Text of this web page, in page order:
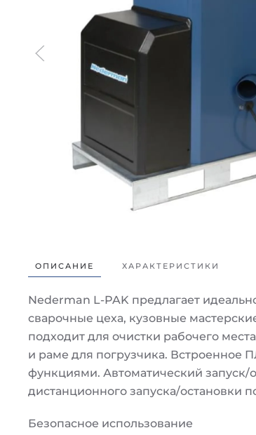
ОПИСАНИЕ ХАРАКТЕРИСТИКИ
Nederman L-PAK предлагает
сварочные цеха, кузовные
подходит для очистки рабочего
и раме для погрузчика. Встроенное
функциями. Автоматический запуск/
дистанционного запуска/остановки
Безопасное использование